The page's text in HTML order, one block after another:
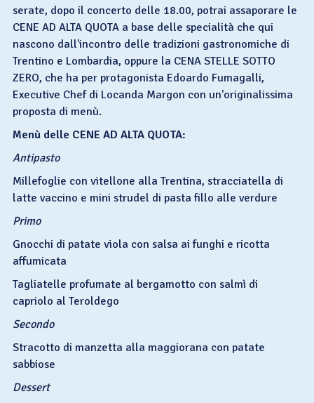
serate, dopo il concerto delle 18.00, potrai assaporare le
CENE AD ALTA QUOTA a base delle specialità che qui
nascono dall'incontro delle tradizioni gastronomiche di
Trentino e Lombardia, oppure la CENA STELLE SOTTO
ZERO, che ha per protagonista Edoardo Fumagalli,
Executive Chef di Locanda Margon con un'originalissima
proposta di menù.
Menù delle CENE AD ALTA QUOTA:
Antipasto
Millefoglie con vitellone alla Trentina, stracciatella di
latte vaccino e mini strudel di pasta fillo alle verdure
Primo
Gnocchi di patate viola con salsa ai funghi e ricotta
affumicata
Tagliatelle profumate al bergamotto con salmì di
capriolo al Teroldego
Secondo
Stracotto di manzetta alla maggiorana con patate
sabbiose
Dessert